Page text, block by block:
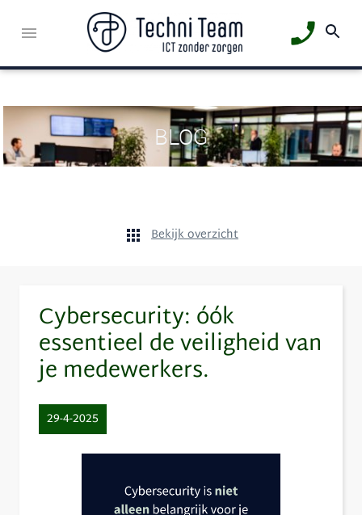
BLOG
Bekijk overzicht
Cybersecurity: óók
essentieel de veiligheid van
je medewerkers.
29-4-2025